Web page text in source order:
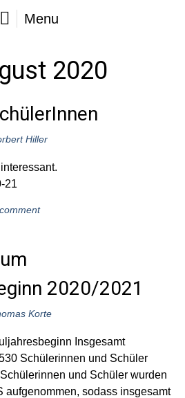
Menu
2020
Hiller
21
2020/2021
Korte
Insgesamt
Schülerinnen und Schüler
und Schüler wurden
aufgenommen, sodass insgesamt